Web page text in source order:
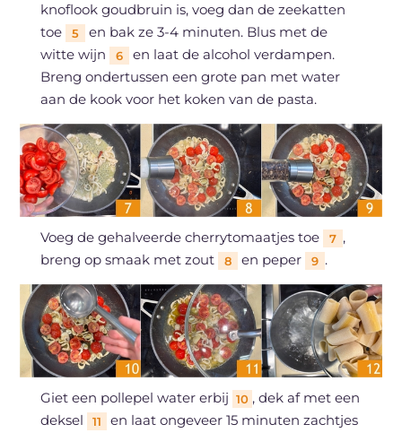
knoflook goudbruin is, voeg dan de zeekatten
toe
5
en bak ze 3-4 minuten. Blus met de
witte wijn
6
en laat de alcohol verdampen.
Breng ondertussen een grote pan met water
aan de kook voor het koken van de pasta.
Voeg de gehalveerde cherrytomaatjes toe 7 ,
breng op smaak met zout
8 en peper 9 .
Giet een pollepel water erbij 10 , dek af met een
deksel
11
en laat ongeveer 15 minuten zachtjes